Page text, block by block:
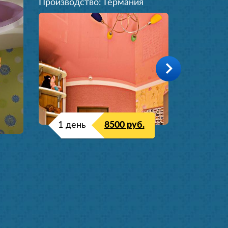
Производство: Германия
1 день 8500 руб.